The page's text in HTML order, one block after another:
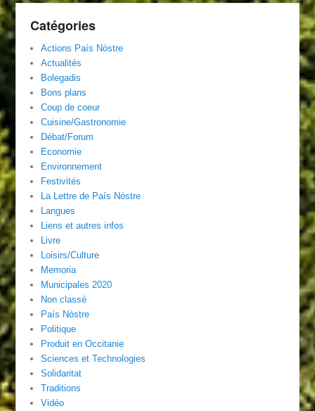
Catégories
Actions País Nòstre
Actualités
Bolegadis
Bons plans
Coup de coeur
Cuisine/Gastronomie
Débat/Forum
Economie
Environnement
Festivités
La Lettre de País Nòstre
Langues
Liens et autres infos
Livre
Loisirs/Culture
Memoria
Municipales 2020
Non classé
País Nòstre
Politique
Produit en Occitanie
Sciences et Technologies
Solidaritat
Traditions
Vidéo